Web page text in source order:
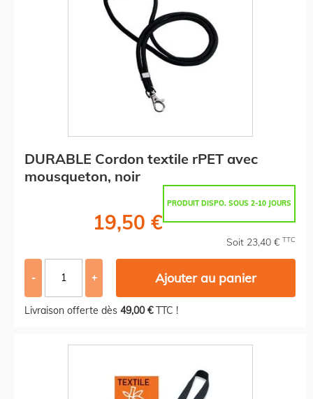
DURABLE Cordon textile rPET avec
mousqueton, noir
PRODUIT DISPO. SOUS 2-10 JOURS
19,50 €
Soit 23,40 € TTC
- + Ajouter au panier
Livraison offerte dès 49,00 €TTC !